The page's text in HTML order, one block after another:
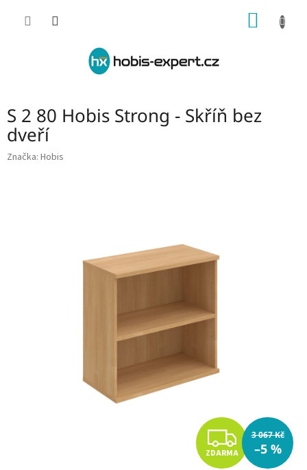
S 2 80 Hobis Strong - Skříň bez
dveří
Značka: Hobis
Z
ZDARMA
3 067 Kč
–5 %